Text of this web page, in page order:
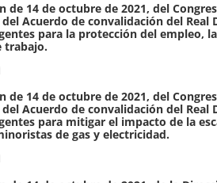
de 14 de octubre de 2021, del
Acuerdo de convalidación del Real
para la protección del empleo,
trabajo.
de 14 de octubre de 2021, del
Acuerdo de convalidación del Real
para mitigar el impacto de la
de gas y electricidad.